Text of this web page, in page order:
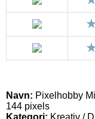
Navn: Pixelhobby
144 pixels
Kategori: Kreativ /